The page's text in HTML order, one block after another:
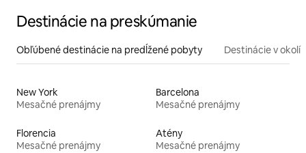
Destinácie na preskúmanie
Obľúbené destinácie na predĺžené pobyty Destinácie v okolí
New York
Mesačné prenájmy
Barcelona
Mesačné prenájmy
Florencia
Mesačné prenájmy
Atény
Mesačné prenájmy